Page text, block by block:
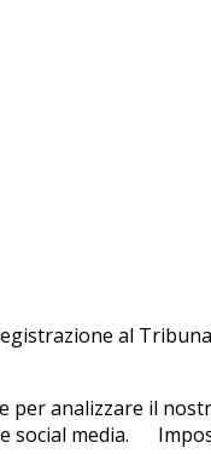
al
analizzare il
social media.